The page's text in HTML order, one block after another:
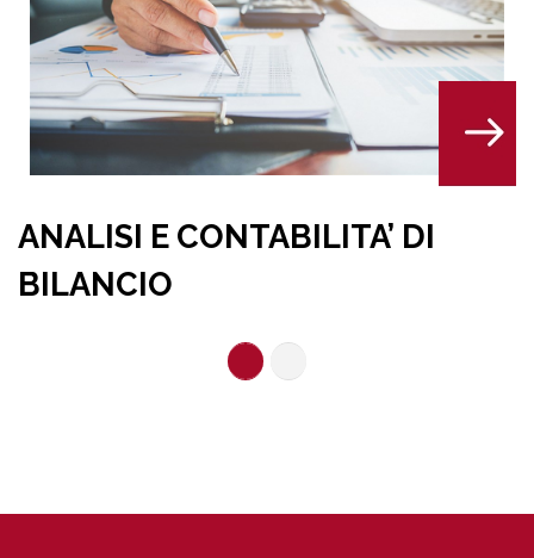
DI
GESTIONE